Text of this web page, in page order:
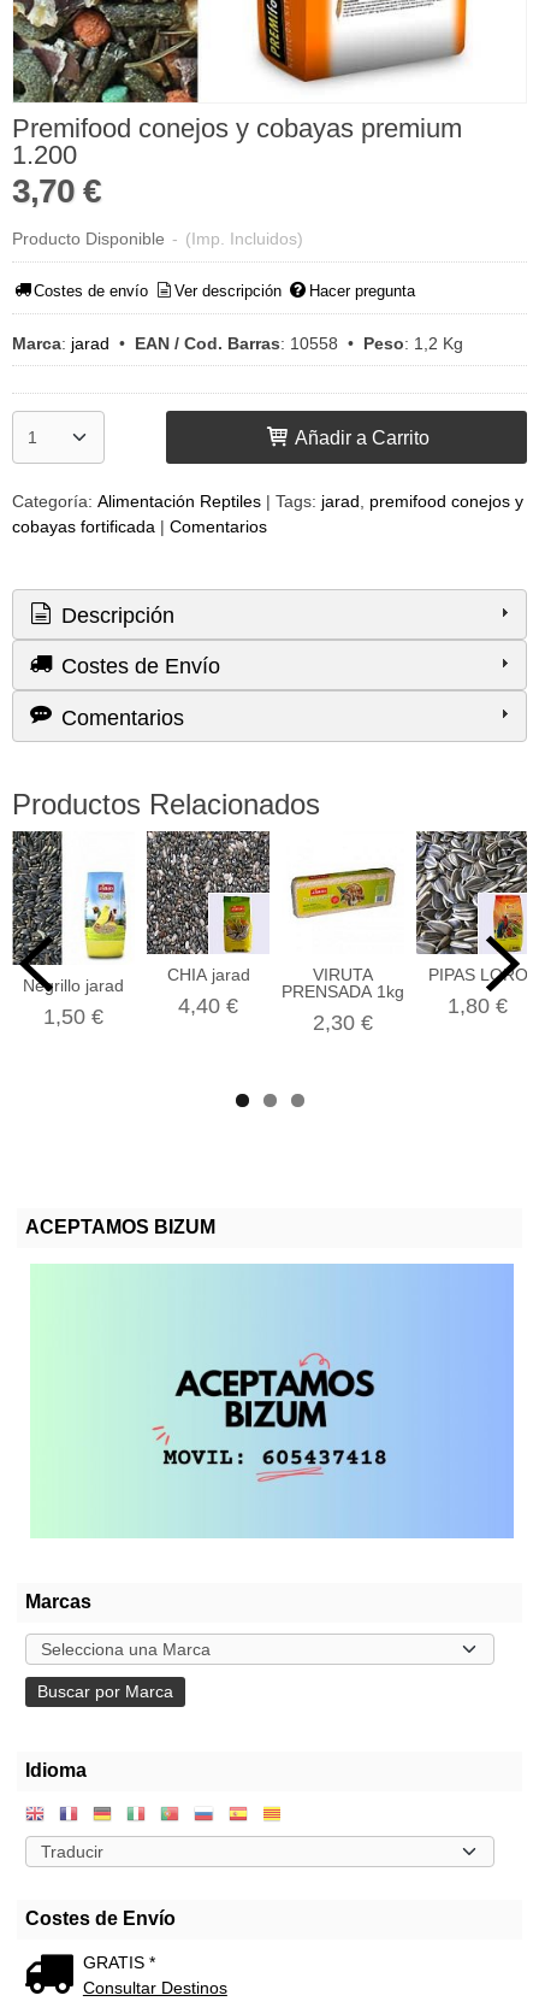
ACEPTAMOS BIZUM
Marcas
Idioma
Costes de Envío
GRATIS *
Consultar Destinos
Premifood conejos y cobayas premium
1.200
3,70 €
Producto Disponible - (Imp. Incluidos)
Costes de envío Ver descripción Hacer pregunta
Marca: jarad • EAN / Cod. Barras: 10558 • Peso: 1,2 Kg
Añadir a Carrito
Categoría: Alimentación Reptiles | Tags: jarad
premifood conejos y
cobayas fortificada | Comentarios
Descripción
Costes de Envío
Comentarios
Productos Relacionados
Negrillo jarad
1,50 €
CHIA jarad
4,40 €
VIRUTA
PRENSADA 1kg
2,30 €
PIPAS LORO
1,80 €